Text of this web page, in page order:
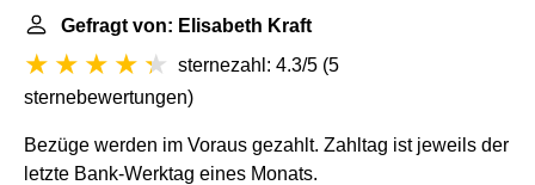
Gefragt von: Elisabeth Kraft
sternezahl: 4.3/5 (5
sternebewertungen)
Bezüge werden im Voraus gezahlt. Zahltag ist jeweils der
letzte Bank-Werktag eines Monats.